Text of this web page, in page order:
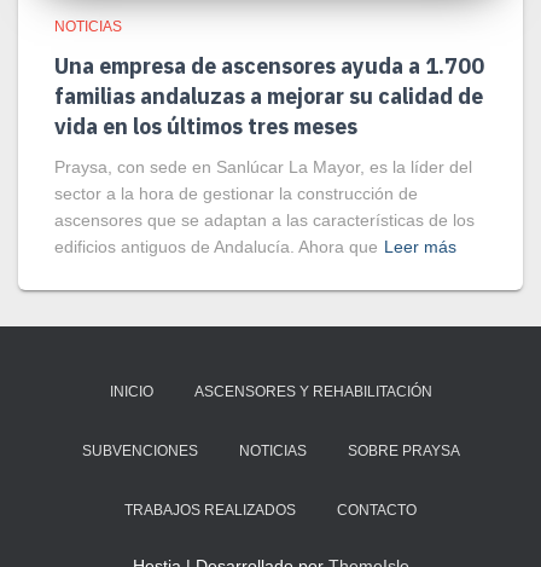
NOTICIAS
Una empresa de ascensores ayuda a 1.700
familias andaluzas a mejorar su calidad de
vida en los últimos tres meses
Praysa, con sede en Sanlúcar La Mayor, es la líder del
sector a la hora de gestionar la construcción de
ascensores que se adaptan a las características de los
edificios antiguos de Andalucía. Ahora que Leer más
INICIO ASCENSORES Y REHABILITACIÓN
SUBVENCIONES NOTICIAS SOBRE PRAYSA
TRABAJOS REALIZADOS CONTACTO